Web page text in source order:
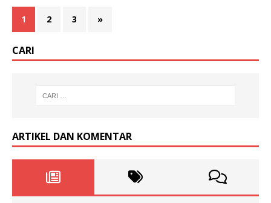
1 2 3 »
CARI
ARTIKEL DAN KOMENTAR